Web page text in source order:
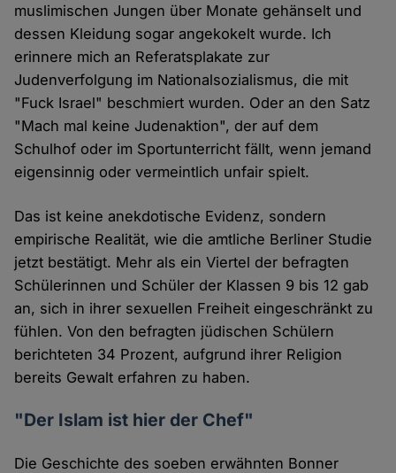
muslimischen Jungen über Monate gehänselt und
dessen Kleidung sogar angekokelt wurde. Ich
erinnere mich an Referatsplakate zur
Judenverfolgung im Nationalsozialismus, die mit
"Fuck Israel" beschmiert wurden. Oder an den Satz
"Mach mal keine Judenaktion", der auf dem
Schulhof oder im Sportunterricht fällt, wenn jemand
eigensinnig oder vermeintlich unfair spielt.
Das ist keine anekdotische Evidenz, sondern
empirische Realität, wie die amtliche Berliner Studie
jetzt bestätigt. Mehr als ein Viertel der befragten
Schülerinnen und Schüler der Klassen 9 bis 12 gab
an, sich in ihrer sexuellen Freiheit eingeschränkt zu
fühlen. Von den befragten jüdischen Schülern
berichteten 34 Prozent, aufgrund ihrer Religion
bereits Gewalt erfahren zu haben.
"Der Islam ist hier der Chef"
Die Geschichte des soeben erwähnten Bonner